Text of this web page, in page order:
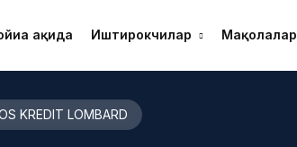
ҳақида Иштирокчилар Мақолалар
KREDIT LOMBARD